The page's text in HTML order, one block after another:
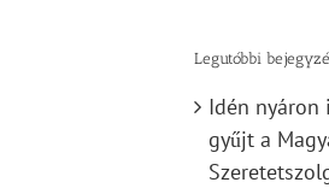
Legutóbbi
Idén nyáron
gyűjt a